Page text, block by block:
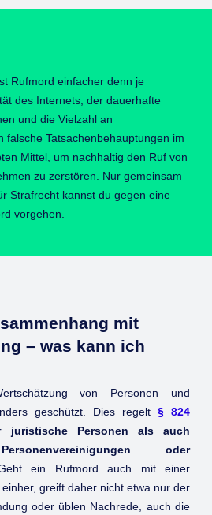
Rufmord einfacher denn je
des Internets, der dauerhafte
und die Vielzahl an
falsche Tatsachenbehauptungen im
Mittel, um nachhaltig den Ruf von
zu zerstören. Nur gemeinsam
Strafrecht kannst du gegen eine
vorgehen.
mit
– was kann ich
von Personen und
geschützt. Dies regelt § 824
juristische Personen als auch
oder
ein Rufmord auch mit einer
greift daher nicht etwa nur der
oder üblen Nachrede, auch die